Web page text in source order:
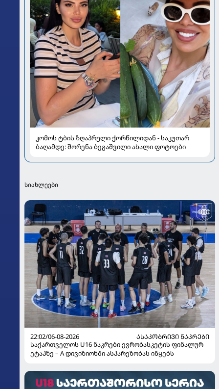
კომოს ტბის ზღაპრული ქორწილიდან - საკუთარ
ბაღამდე: შორენა ბეგაშვილი ახალი ფოტოები
სიახლეები
22:02/06-08-2026
ᲐᲡᲐᲙᲝᲑᲠᲘᲕᲘ ᲜᲐᲙᲠᲔᲑᲘ
საქართველოს U16 ნაკრები ევრობასკეტის ფინალურ
ეტაპზე – A დივიზიონში ასპარეზობას იწყებს